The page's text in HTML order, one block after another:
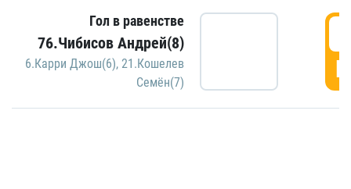
Гол в равенстве
76.Чибисов Андрей(8)
6.Карри Джош(6), 21.Кошелев
Семён(7)